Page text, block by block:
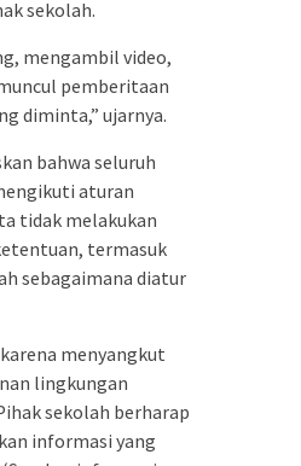
sekolah.
mengambil video,
pemberitaan
diminta,” ujarnya.
bahwa seluruh
aturan
tidak melakukan
termasuk
sebagaimana diatur
menyangkut
lingkungan
sekolah berharap
informasi yang